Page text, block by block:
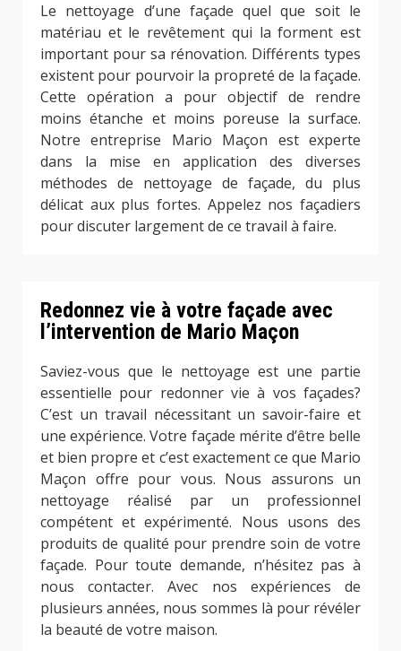
Le nettoyage d’une façade quel que soit le
matériau et le revêtement qui la forment est
important pour sa rénovation. Différents types
existent pour pourvoir la propreté de la façade.
Cette opération a pour objectif de rendre
moins étanche et moins poreuse la surface.
Notre entreprise Mario Maçon est experte
dans la mise en application des diverses
méthodes de nettoyage de façade, du plus
délicat aux plus fortes. Appelez nos façadiers
pour discuter largement de ce travail à faire.
Redonnez vie à votre façade avec
l’intervention de Mario Maçon
Saviez-vous que le nettoyage est une partie
essentielle pour redonner vie à vos façades?
C’est un travail nécessitant un savoir-faire et
une expérience. Votre façade mérite d’être belle
et bien propre et c’est exactement ce que Mario
Maçon offre pour vous. Nous assurons un
nettoyage réalisé par un professionnel
compétent et expérimenté. Nous usons des
produits de qualité pour prendre soin de votre
façade. Pour toute demande, n’hésitez pas à
nous contacter. Avec nos expériences de
plusieurs années, nous sommes là pour révéler
la beauté de votre maison.